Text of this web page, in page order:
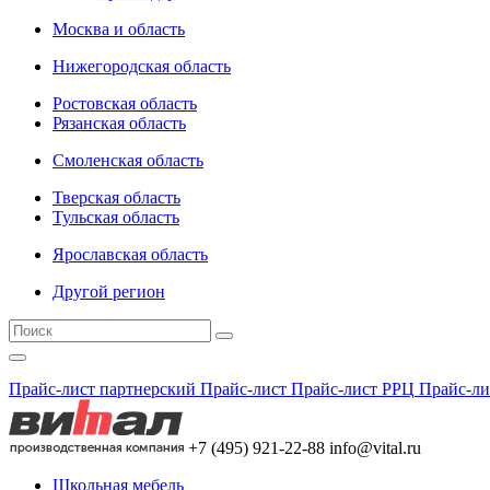
Москва и область
Нижегородская область
Ростовская область
Рязанская область
Смоленская область
Тверская область
Тульская область
Ярославская область
Другой регион
Прайс-лист партнерский Прайс-лист Прайс-лист РРЦ Прайс-
+7 (495) 921-22-88 info@vital.ru
Школьная мебель